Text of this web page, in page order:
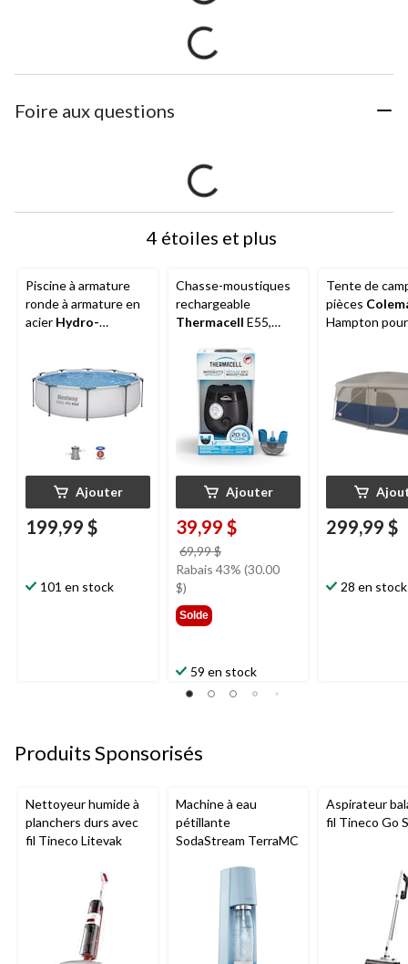
Foire aux questions
4 étoiles et plus
Piscine à armature
ronde à armature en
acier Hydro-
Ajouter
199,99 $
101 en stock
Chasse-moustiques
rechargeable
Thermacell E55,
Ajouter
39,99 $
69,99 $
était
Rabais 43% (30.00
$)
Solde
59 en stock
Tente de
pièces
Hampton
de pluie et
transport
299,99 $
28 en stock
Produits Sponsorisés
Nettoyeur humide à
planchers durs avec
fil Tineco Litevak
Machine à eau
pétillante
SodaStream TerraMC
Aspirateur
fil Tineco Go